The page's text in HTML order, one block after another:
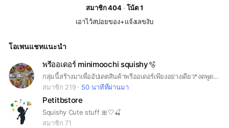
สมาชิก 404
โน้ต 1
เอาไว้สปอยของ+แจ้งเลขงับ
โอเพนแชทแนะนำ
พรีออเดอร์ minimoochi squishy🫧
กลุ่มนี้สร้างมาเพื่ออัปเดตสินค้าพรีออเดอร์เพียงอย่างเดียว*งดพูดคุย*
สมาชิก 219
50 นาทีที่ผ่านมา
Petitbstore
Squishy Cute stuff 🎀🤍🍒
สมาชิก 71